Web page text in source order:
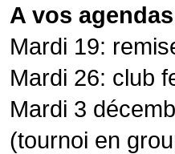
A vos
Mardi 19:
Mardi 26: club
Mardi 3
(tournoi en